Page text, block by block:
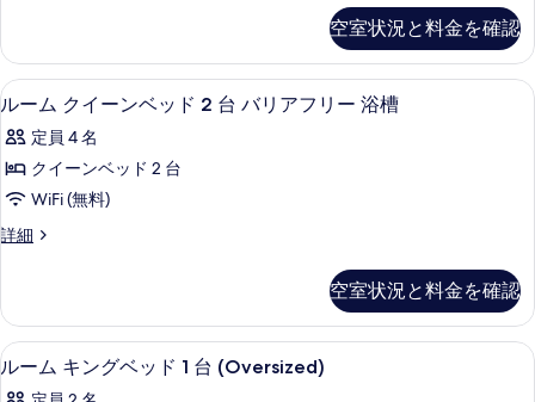
真
を
表
示
す
る
の
す
べ
て
の
写
真
表
示
す
の
詳
細
ー
の
す
べ
て
の
写
表
示
す
リ
ア
フ
ー
の
細
空室状況と料金を確認
ル
ー
ム
ク
ー
ベ
ッ
ド
アイロン / アイロン台、WiFi (無料)
3
ルーム クイーンベッド 2 台 バリアフリー 浴槽
定員 4 名
クイーンベッド 2 台
WiFi (無料)
詳細
ル
イ
ー
ン
空室状況と料金を確認
ル
ー
アイロン / アイロン台、WiFi (無料)
2
ルーム キングベッド 1 台 (Oversized)